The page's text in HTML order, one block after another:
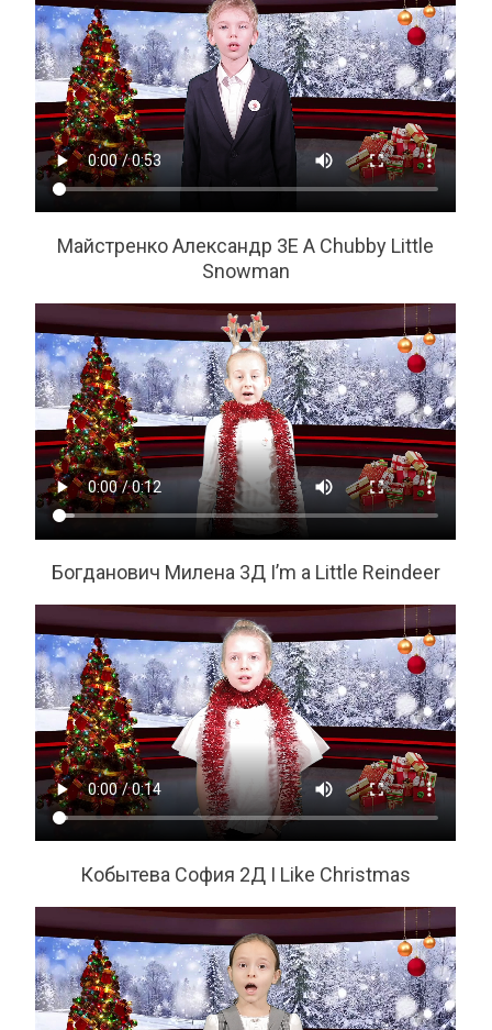
Майстренко Александр 3Е A Chubby Little
Snowman
Богданович Милена 3Д I’m a Little Reindeer
Кобытева София 2Д I Like Christmas